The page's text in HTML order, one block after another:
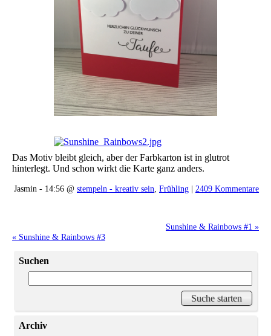
Das Motiv bleibt gleich, aber der Farbkarton ist in glutrot
hinterlegt. Und schon wirkt die Karte ganz anders.
Jasmin - 14:56 @ stempeln - kreativ sein Frühling | 2409 Kommentare
Sunshine & Rainbows #1 »
« Sunshine & Rainbows #3
Suchen
Archiv